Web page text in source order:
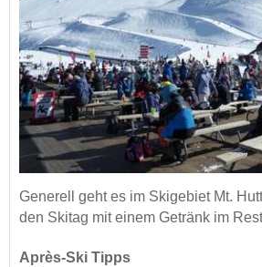
Generell geht es im Skigebiet Mt.
den Skitag mit einem Getränk im
Après-Ski Tipps